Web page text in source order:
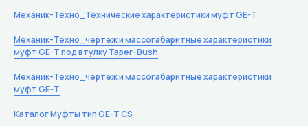
Механик-Техно_Технические характеристики муфт GE-T
Механик-Техно_чертеж и массогабаритные характеристики
муфт GE-T под втулку Taper-Bush
Механик-Техно_чертеж и массогабаритные характеристики
муфт GE-T
Каталог Муфты тип GE-T CS